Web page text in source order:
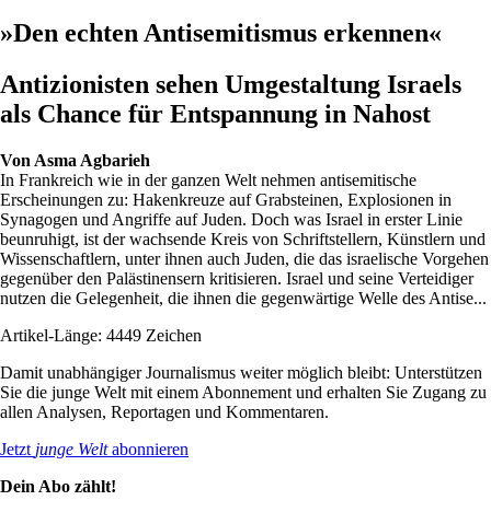
»Den echten Antisemitismus erkennen«
Antizionisten sehen Umgestaltung Israels
als Chance für Entspannung in Nahost
Von Asma Agbarieh
In Frankreich wie in der ganzen Welt nehmen antisemitische
Erscheinungen zu: Hakenkreuze auf Grabsteinen, Explosionen in
Synagogen und Angriffe auf Juden. Doch was Israel in erster Linie
beunruhigt, ist der wachsende Kreis von Schriftstellern, Künstlern und
Wissenschaftlern, unter ihnen auch Juden, die das israelische Vorgehen
gegenüber den Palästinensern kritisieren. Israel und seine Verteidiger
nutzen die Gelegenheit, die ihnen die gegenwärtige Welle des Antise...
Artikel-Länge: 4449 Zeichen
Damit unabhängiger Journalismus weiter möglich bleibt: Unterstützen
Sie die junge Welt mit einem Abonnement und erhalten Sie Zugang zu
allen Analysen, Reportagen und Kommentaren.
Jetzt junge Weltabonnieren
Dein Abo zählt!